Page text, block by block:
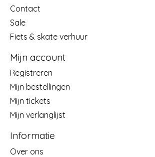
Contact
Sale
Fiets & skate verhuur
Mijn account
Registreren
Mijn bestellingen
Mijn tickets
Mijn verlanglijst
Informatie
Over ons